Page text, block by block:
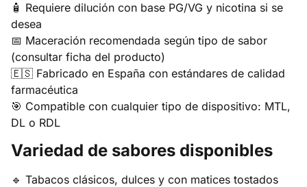
🧴 Requiere dilución con base PG/VG y nicotina si se
desea
📅 Maceración recomendada según tipo de sabor
(consultar ficha del producto)
🇪🇸 Fabricado en España con estándares de calidad
farmacéutica
🎯 Compatible con cualquier tipo de dispositivo: MTL,
DL o RDL
Variedad de sabores disponibles
🔹 Tabacos clásicos, dulces y con matices tostados